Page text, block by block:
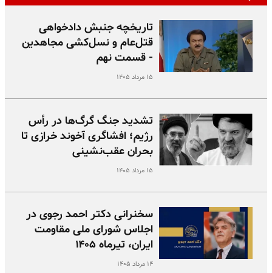
تاریخچه جنبش دادخواهی
قتل‌عام و نسل‌کشی مجاهدین
- قسمت نهم
۱۵ مرداد ۱۴۰۵
تشدید جنگ گرگ‌ها در رأس
رژیم؛ افشاگری آخوند خرازی تا
بحران عقب‌نشینی
۱۵ مرداد ۱۴۰۵
سخنرانی دکتر احمد رجوی در
اجلاس شورای ملی مقاومت
ایران، تیرماه ۱۴۰۵
۱۴ مرداد ۱۴۰۵